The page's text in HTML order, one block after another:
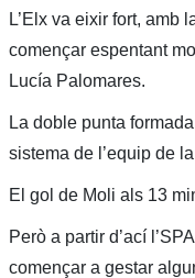
L’Elx va eixir fort, amb
començar espentant
Lucía Palomares.
La doble punta
sistema de l’equip de
El gol de Moli als 13
Però a partir d’ací
començar a gestar